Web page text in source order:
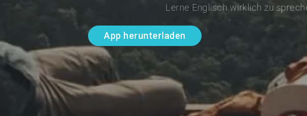
Lerne Englisch wirklich zu
App herunterladen